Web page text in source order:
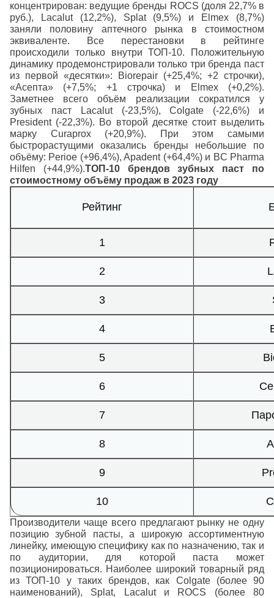
концентрирован: ведущие бренды ROCS (доля 22,7% в
руб.), Lacalut (12,2%), Splat (9,5%) и Elmex (8,7%)
заняли половину аптечного рынка в стоимостном
эквиваленте. Все перестановки в рейтинге
происходили только внутри ТОП-10. Положительную
динамику продемонстрировали только три бренда паст
из первой «десятки»: Biorepair (+25,4%; +2 строчки),
«Асепта» (+7,5%; +1 строчка) и Elmex (+0,2%).
Заметнее всего объём реализации сократился у
зубных паст Lacalut (-23,5%), Colgate (-22,6%) и
President (-22,3%). Во второй десятке стоит выделить
марку Curaprox (+20,9%). При этом самыми
быстрорастущими оказались бренды небольшие по
объёму: Perioe (+96,4%), Apadent (+64,4%) и BC Pharma
Hilfen (+44,9%).ТОП-10 брендов зубных паст по
стоимостному объёму продаж в 2023 году
Рейтинг
1
2
3
4
5
6
7
8
9
10
Производители чаще всего предлагают рынку не одну
позицию зубной пасты, а широкую ассортиментную
линейку, имеющую специфику как по назначению, так и
по аудитории, для которой паста может
позиционироваться. Наиболее широкий товарный ряд
из ТОП-10 у таких брендов, как Colgate (более 90
наименований), Splat, Lacalut и ROCS (более 80